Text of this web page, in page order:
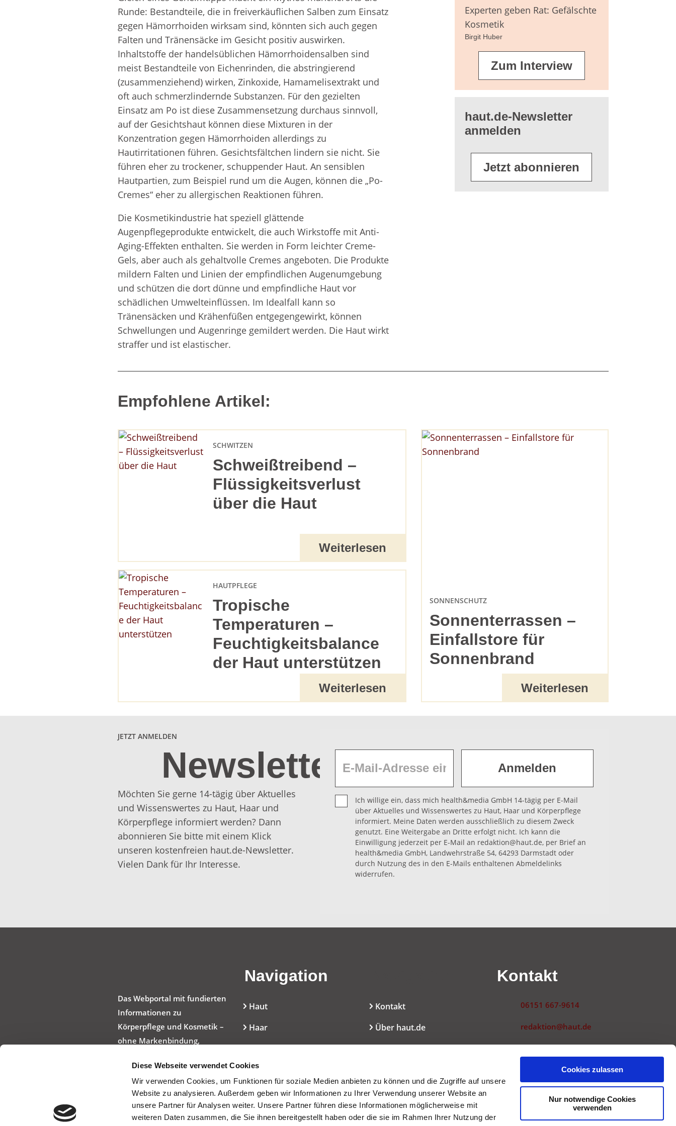
Diese Webseite verwendet Cookies
Wir verwenden Cookies, um Funktionen für soziale Medien anbieten zu können und die Zugriffe auf unsere
Website zu analysieren. Außerdem geben wir Informationen zu Ihrer Verwendung unserer Website an
unsere Partner für Analysen weiter. Unsere Partner führen diese Informationen möglicherweise mit
weiteren Daten zusammen, die Sie ihnen bereitgestellt haben oder die sie im Rahmen Ihrer Nutzung der
Cookies zulassen
Nur notwendige Cookies
verwenden
Weitere Inhaltsstoffe
Zahnpflegemitteln
Zahnersatz
Fragen
Duftfamilien Produktsicherheit
Weiterführende
Runde: Bestandteile, die in freiverkäuflichen Salben zum Einsatz
gegen Hämorrhoiden wirksam sind, könnten sich auch gegen
Falten und Tränensäcke im Gesicht positiv auswirken.
Inhaltstoffe der handelsüblichen Hämorrhoidensalben sind
meist Bestandteile von Eichenrinden, die abstringierend
(zusammenziehend) wirken, Zinkoxide, Hamamelisextrakt und
oft auch schmerzlindernde Substanzen. Für den gezielten
Einsatz am Po ist diese Zusammensetzung durchaus sinnvoll,
auf der Gesichtshaut können diese Mixturen in der
Konzentration gegen Hämorrhoiden allerdings zu
Hautirritationen führen. Gesichtsfältchen lindern sie nicht. Sie
führen eher zu trockener, schuppender Haut. An sensiblen
Hautpartien, zum Beispiel rund um die Augen, können die „Po-
Cremes“ eher zu allergischen Reaktionen führen.
Die Kosmetikindustrie hat speziell glättende
Augenpflegeprodukte entwickelt, die auch Wirkstoffe mit Anti-
Aging-Effekten enthalten. Sie werden in Form leichter Creme-
Gels, aber auch als gehaltvolle Cremes angeboten. Die Produkte
mildern Falten und Linien der empfindlichen Augenumgebung
und schützen die dort dünne und empfindliche Haut vor
schädlichen Umwelteinflüssen. Im Idealfall kann so
Tränensäcken und Krähenfüßen entgegengewirkt, können
Schwellungen und Augenringe gemildert werden. Die Haut wirkt
straffer und ist elastischer.
Experten geben Rat: Gefälschte
Kosmetik
Birgit Huber
Zum Interview
haut.de-Newsletter
anmelden
Jetzt abonnieren
Empfohlene Artikel:
Schweißtreibend –
Flüssigkeitsverlust
über die Haut
SCHWITZEN
Weiterlesen
Tropische
Temperaturen –
Feuchtigkeitsbalance
der Haut unterstützen
HAUTPFLEGE
Weiterlesen
Sonnenterrassen –
Einfallstore für
Sonnenbrand
SONNENSCHUTZ
Weiterlesen
JETZT ANMELDEN
Newsletter
Möchten Sie gerne 14-tägig über Aktuelles
und Wissenswertes zu Haut, Haar und
Körperpflege informiert werden? Dann
abonnieren Sie bitte mit einem Klick
unseren kostenfreien haut.de-Newsletter.
Vielen Dank für Ihr Interesse.
Ich willige ein, dass mich health&media GmbH 14-tägig per E-Mail
über Aktuelles und Wissenswertes zu Haut, Haar und Körperpflege
informiert. Meine Daten werden ausschließlich zu diesem Zweck
genutzt. Eine Weitergabe an Dritte erfolgt nicht. Ich kann die
Einwilligung jederzeit per E-Mail an redaktion@haut.de, per Brief an
health&media GmbH, Landwehrstraße 54, 64293 Darmstadt oder
durch Nutzung des in den E-Mails enthaltenen Abmeldelinks
widerrufen.
Das Webportal mit fundierten
Informationen zu
Körperpflege und Kosmetik –
ohne Markenbindung,
Navigation
Haut
Haar
Dekoratives
Düfte
Inhaltsstoffe/INCI
Kontakt
Über haut.de
Presseservice
Kontakt
06151 667-9614
redaktion@haut.de
Landwehrstraße 54